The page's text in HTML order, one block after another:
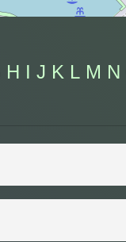
H I J K L M N